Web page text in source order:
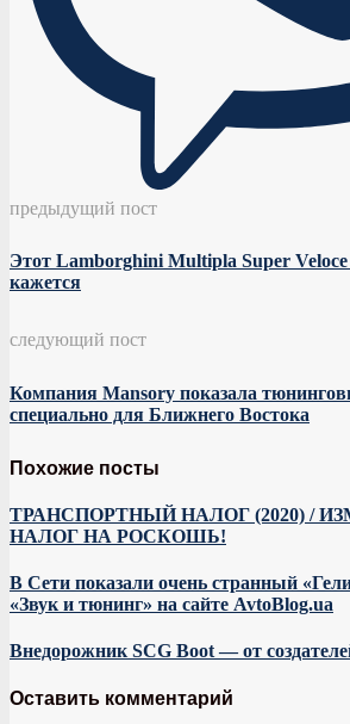
предыдущий пост
Этот Lamborghini Multipla Super Veloce
кажется
следующий пост
Компания Mansory показала
специально для Ближнего Востока
Похожие посты
ТРАНСПОРТНЫЙ НАЛОГ (2020) /
НАЛОГ НА РОСКОШЬ!
В Сети показали очень странный
«Звук и тюнинг» на сайте AvtoBlog.ua
Внедорожник SCG Boot — от
Оставить комментарий